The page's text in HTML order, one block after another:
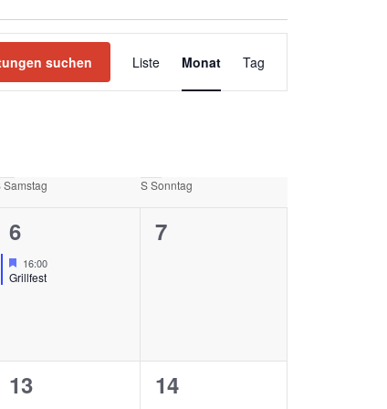
suchen
ANSICHTEN-
Liste Monat Tag
Samstag SSonntag
1
VERANSTALTUNG,
6
Hervorgehoben
16:00
Grillfest
0
7
0
13
0
14